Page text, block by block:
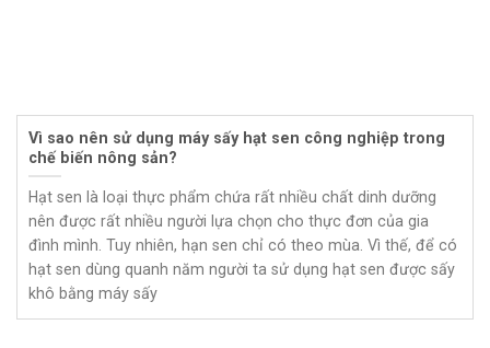
Vì sao nên sử dụng máy sấy hạt sen công nghiệp trong
chế biến nông sản?
Hạt sen là loại thực phẩm chứa rất nhiều chất dinh dưỡng
nên được rất nhiều người lựa chọn cho thực đơn của gia
đình mình. Tuy nhiên, hạn sen chỉ có theo mùa. Vì thế, để có
hạt sen dùng quanh năm người ta sử dụng hạt sen được sấy
khô bằng máy sấy